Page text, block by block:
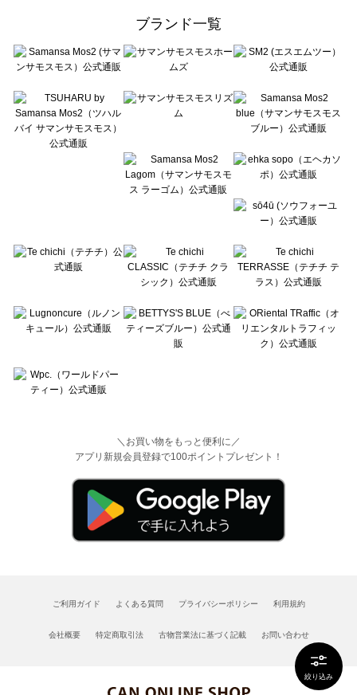
絞り込み
sō4ū（ソウフォーユー）のワンピース一覧
Te chichi（テチチ）のワンピース一覧
Te chichi CLASSIC（テチチ クラシック）のワンピース一覧
Lugnoncure（ルノンキュール）のワンピース一覧
BETTY'S BLUE（べティーズブルー）のワンピース一覧
Wpc.（ワールドパーティー）のワンピース一覧
ブランド一覧
＼お買い物をもっと便利に／
アプリ新規会員登録で100ポイントプレゼント！
ご利用ガイド よくある質問 プライバシーポリシー 利用規約
会社概要 特定商取引法 古物営業法に基づく記載 お問い合わせ